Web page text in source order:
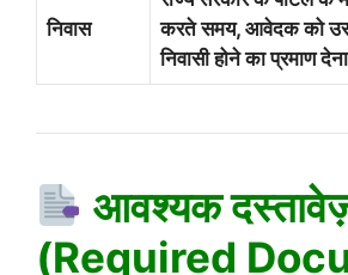
निवास
करते समय, आवेदक को उस
निवासी होने का प्रमाण
आवश्यक
(Required